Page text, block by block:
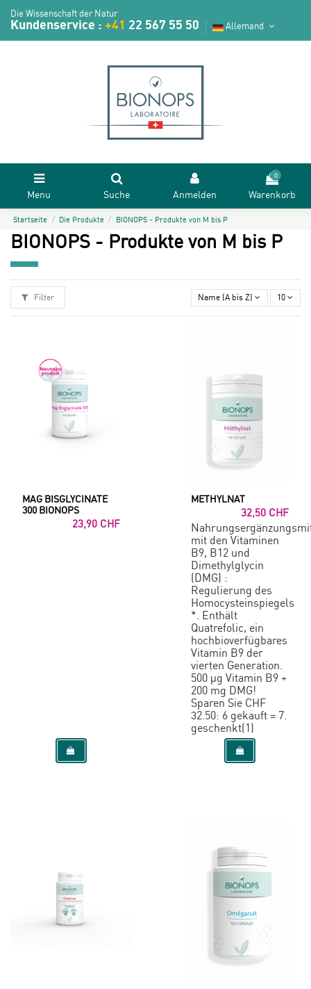
Die Wissenschaft der Natur
Kundenservice : +41 22 567 55 50 Allemand
Menu Suche Anmelden
0
Warenkorb
Startseite Die Produkte BIONOPS - Produkte von M bis P
BIONOPS - Produkte von M bis P
Filter Name (A bis Z) 10
MAG BISGLYCINATE
300 BIONOPS
23,90 CHF
METHYLNAT
32,50 CHF
mit den Vitaminen
B9, B12 und
Dimethylglycin
(DMG) :
Regulierung des
Homocysteinspiegels
*. Enthält
Quatrefolic, ein
hochbioverfügbares
Vitamin B9 der
vierten Generation.
500 µg Vitamin B9 +
200 mg DMG!
Sparen Sie CHF
32.50: 6 gekauft = 7.
geschenkt(1)